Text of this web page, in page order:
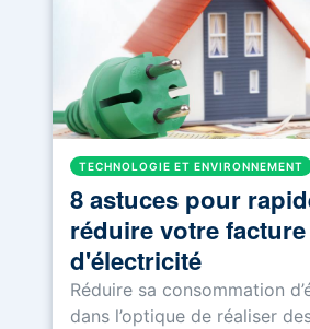
TECHNOLOGIE ET ENVIRONNEMENT
8 astuces pour
réduire votre facture
d'électricité
Réduire sa consommation
dans l’optique de réaliser